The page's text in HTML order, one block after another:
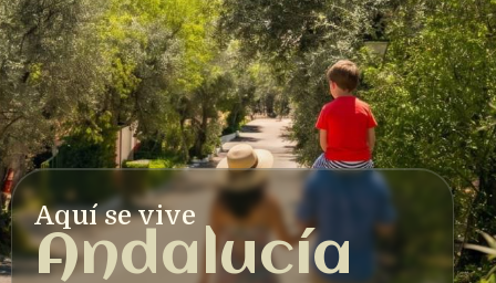
Aquí se vive
Andalucía